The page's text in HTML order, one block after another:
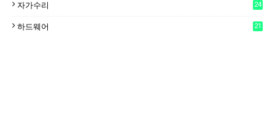
자가수리 24
하드웨어 21